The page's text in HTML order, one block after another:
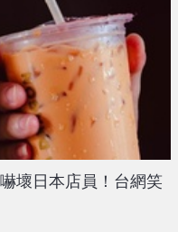
壞日本店員！台網笑